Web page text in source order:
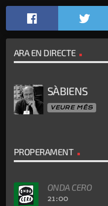
ARA EN DIRECTE
SÀBIENS
VEURE MÉS
PROPERAMENT
ONDA CERO
21:00